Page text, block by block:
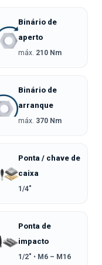
Binário de
aperto
máx. 210 Nm
Binário de
arranque
máx. 370 Nm
Ponta / chave de
caixa
1/4"
Ponta de
impacto
1/2" • M6 – M16